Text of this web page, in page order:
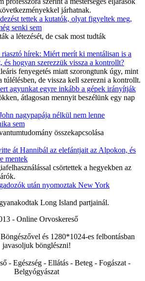
járhatnak.
tettek a kutatók, olyat figyeltek meg,
senki sem
a létezését, de csak most tudták
riasztó hírek: Miért merít ki mentálisan is a
és hogyan szerezzük vissza a kontrollt?
fenyegetés miatt szorongtunk úgy, mint
túlélésben, de vissza kell szerezni a kontrollt.
agyunkat egyre inkább a gépek irányítják
átlagosan mennyit beszélünk egy nap
nagypapája nélkül nem lenne
sem
összekapcsolása
át Hannibál az elefántjait az Alpokon, és
mentek
csörtettek a hegyekben az
után nyomoztak New York
Long Island partjainál.
- Online Orvoskereső
és 1280*1024-es felbontásban
javasoljuk bönglészni!
- Egészség - Ellátás - Beteg - Fogászat -
Belgyógyászat